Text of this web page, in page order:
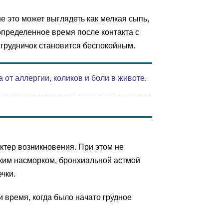
это может выглядеть как мелкая сыпь,
время после контакта с
становится беспокойным.
аллергии, коликов и боли в животе.
возникновения. При этом не
насморком, бронхиальной астмой
когда было начато грудное